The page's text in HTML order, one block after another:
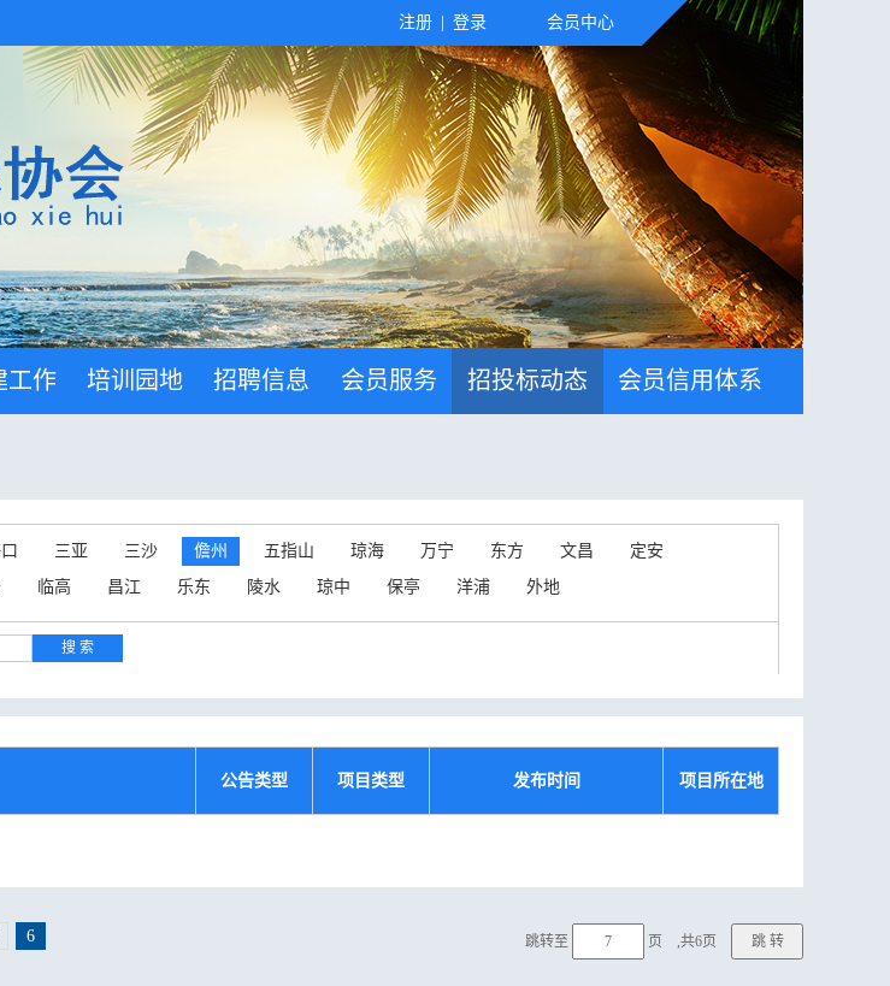
注册 登录 会员中心
工作 培训园地 招聘信息 会员服务 招投标动态 会员信用体系
三亚 三沙 儋州 五指山 琼海 万宁 东方 文昌
定安
临高 昌江 乐东 陵水 琼中 保亭 洋浦 外地
公告类型 项目类型 发布时间 项目所在地
6 跳转至 页 ,共6页